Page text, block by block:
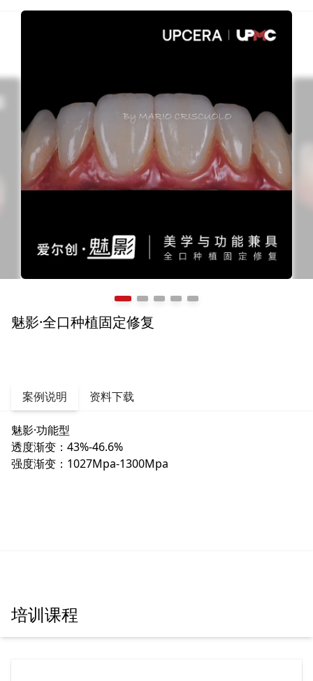
魅影·全口种植固定修复
案例说明 资料下载
魅影·功能型
透度渐变：43%-46.6%
强度渐变：1027Mpa-1300Mpa
培训课程